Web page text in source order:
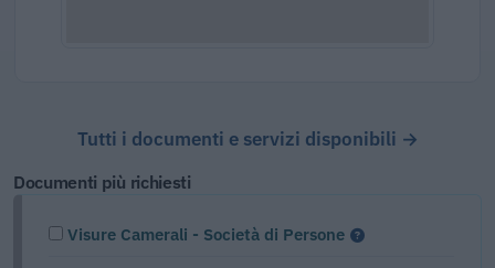
Tutti i documenti e servizi disponibili →
Documenti più richiesti
Visure Camerali - Società di Persone